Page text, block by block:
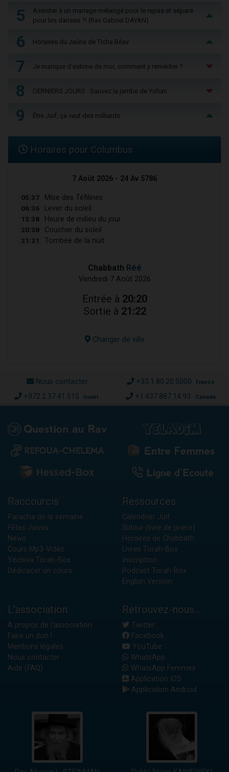
5
Assister à un mariage mélangé pour le repas et séparé
pour les danses ?! (Rav Gabriel DAYAN)
6 Horaires du Jeûne de Ticha Béav
7 Je manque d'estime de moi, comment y remédier ?
8 DERNIERS JOURS : Sauvez la jambe de Yohan
9 Être Juif, ça vaut des milliards
Horaires pour Columbus
7 Août 2026 - 24 Av 5786
05:37 Mise des Téfilines
06:36 Lever du soleil
13:38 Heure de milieu du jour
20:38 Coucher du soleil
21:21 Tombée de la nuit
Chabbath Réé
Vendredi 7 Août 2026
Entrée à 20:20
Sortie à 21:22
Changer de ville
Nous contacter +33.1.80.20.5000 France
+972.2.37.41.515 Israël +1.437.887.14.93 Canada
Raccourcis
Paracha de la semaine
Fêtes Juives
News
Cours Mp3-Vidéo
Yéchiva Torah-Box
Dédicacer un cours
Ressources
Calendrier Juif
Sidour (livre de prière)
Horaires de Chabbath
Livres Torah-Box
Inscription
Podcast Torah-Box
English Version
L'association
A propos de l'association
Faire un don !
Mentions légales
Nous contacter
Aide (FAQ)
Retrouvez-nous...
Twitter
Facebook
YouTube
WhatsApp
WhatsApp Femmes
Application iOS
Application Android